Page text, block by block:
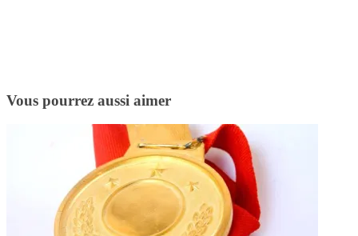
Vous pourrez aussi aimer